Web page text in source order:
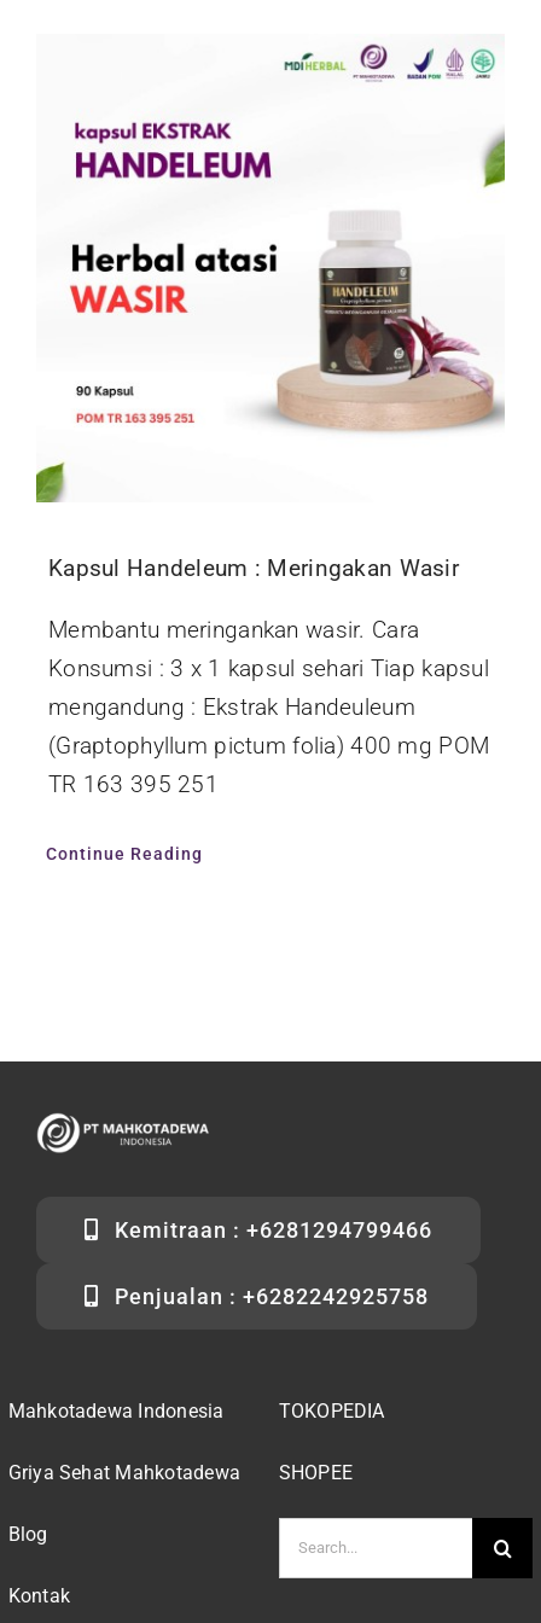
Kapsul Handeleum : Meringakan Wasir
Membantu meringankan wasir. Cara
Konsumsi : 3 x 1 kapsul sehari Tiap kapsul
mengandung : Ekstrak Handeuleum
(Graptophyllum pictum folia) 400 mg POM
TR 163 395 251
Continue Reading
Kemitraan : +6281294799466
Penjualan : +6282242925758
Mahkotadewa Indonesia
Griya Sehat Mahkotadewa
Blog
Kontak
TOKOPEDIA
SHOPEE